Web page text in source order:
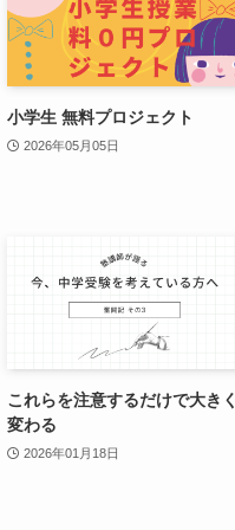
小学生 無料プロジェクト
2026年05月05日
これらを注意するだけで大きく
変わる
2026年01月18日